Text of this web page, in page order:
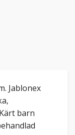
Jablonex
barn